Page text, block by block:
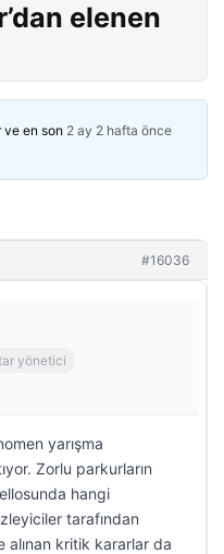
elenen
ve en son 2 ay 2 hafta önce
#16036
yönetici
yarışma
Zorlu parkurların
hangi
tarafından
kritik kararlar da